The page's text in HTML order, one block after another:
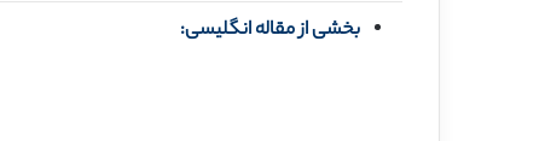
بخشی از مقاله انگلیسی: